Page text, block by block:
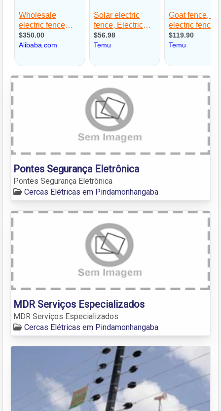
Pontes Segurança Eletrônica
Pontes Segurança Eletrônica
Cercas Elétricas em Pindamonhangaba
MDR Serviços Especializados
MDR Serviços Especializados
Cercas Elétricas em Pindamonhangaba